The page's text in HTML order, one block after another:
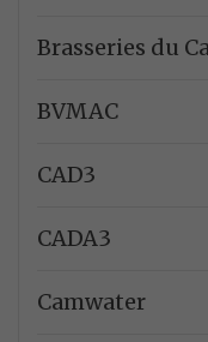
Brasseries du
BVMAC
CAD3
CADA3
Camwater